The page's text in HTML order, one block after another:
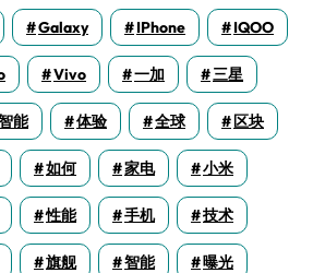
Galaxy IPhone IQOO
Vivo 一加 三星
能 体验 全球 区块
如何 家电 小米
性能 手机 技术
旗舰 智能 曝光